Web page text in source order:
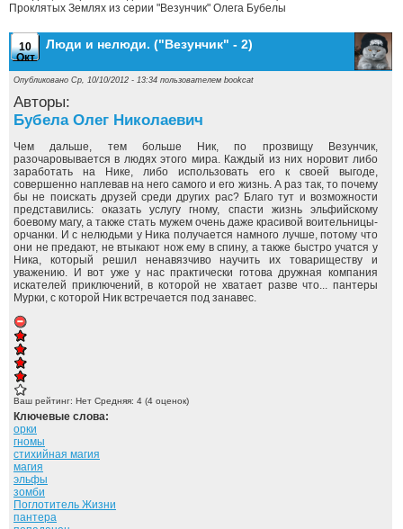
Проклятых Землях из серии "Везунчик" Олега Бубелы
10
Окт
Люди и нелюди. ("Везунчик" - 2)
Опубликовано Ср, 10/10/2012 - 13:34 пользователем bookcat
Авторы:
Бубела Олег Николаевич
Чем дальше, тем больше Ник, по прозвищу Везунчик,
разочаровывается в людях этого мира. Каждый из них норовит либо
заработать на Нике, либо использовать его к своей выгоде,
совершенно наплевав на него самого и его жизнь. А раз так, то почему
бы не поискать друзей среди других рас? Благо тут и возможности
представились: оказать услугу гному, спасти жизнь эльфийскому
боевому магу, а также стать мужем очень даже красивой воительницы-
орчанки. И с нелюдьми у Ника получается намного лучше, потому что
они не предают, не втыкают нож ему в спину, а также быстро учатся у
Ника, который решил ненавязчиво научить их товариществу и
уважению. И вот уже у нас практически готова дружная компания
искателей приключений, в которой не хватает разве что... пантеры
Мурки, с которой Ник встречается под занавес.
Ваш рейтинг: Нет Средняя: 4 (4 оценок)
Ключевые слова:
орки
гномы
стихийная магия
магия
эльфы
зомби
Поглотитель Жизни
пантера